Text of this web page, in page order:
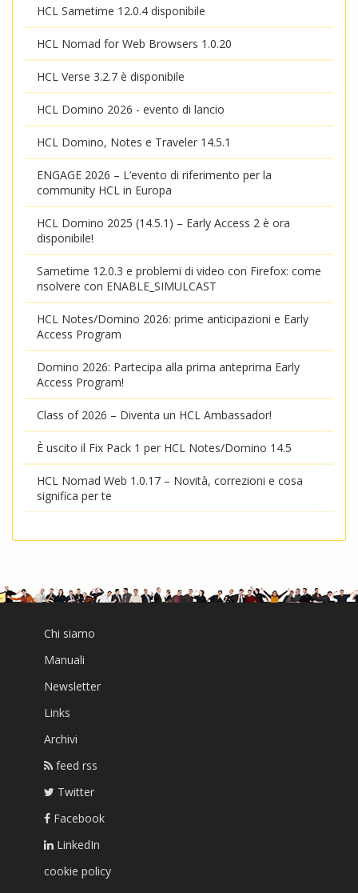
HCL Sametime 12.0.4 disponibile
HCL Nomad for Web Browsers 1.0.20
HCL Verse 3.2.7 è disponibile
HCL Domino 2026 - evento di lancio
HCL Domino, Notes e Traveler 14.5.1
ENGAGE 2026 – L’evento di riferimento per la
community HCL in Europa
HCL Domino 2025 (14.5.1) – Early Access 2 è ora
disponibile!
Sametime 12.0.3 e problemi di video con Firefox: come
risolvere con ENABLE_SIMULCAST
HCL Notes/Domino 2026: prime anticipazioni e Early
Access Program
Domino 2026: Partecipa alla prima anteprima Early
Access Program!
Class of 2026 – Diventa un HCL Ambassador!
È uscito il Fix Pack 1 per HCL Notes/Domino 14.5
HCL Nomad Web 1.0.17 – Novità, correzioni e cosa
significa per te
Chi siamo
Manuali
Newsletter
Links
Archivi
feed rss
Twitter
Facebook
LinkedIn
cookie policy